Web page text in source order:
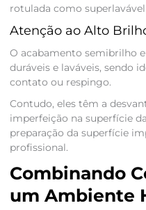
rotulada como
Atenção ao Alto
O acabamento semibrilho
duráveis e laváveis, sendo
contato ou respingo.
Contudo, eles têm a
imperfeição na superfície
preparação da superfície
profissional.
Combinando
um Ambiente